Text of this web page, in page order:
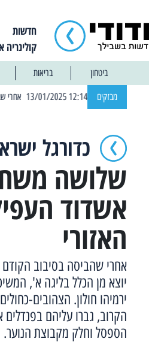
חדשות
קולינריה
ביטחון בריאות
מבזקים
כדורגל
שלושה
אשדוד
האזורי
אחרי שהביסה בסיבוב
יוצא מן הכלל בליגה א',
ירמיהו חולון. הצהובים-
הספסל וחלק מקבוצת הנוער.